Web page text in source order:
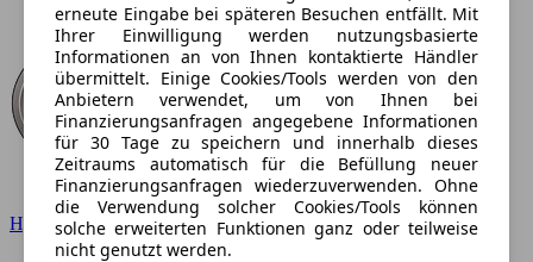
Hyundai
erneute Eingabe bei späteren Besuchen entfällt. Mit
Ihrer Einwilligung werden nutzungsbasierte
Informationen an von Ihnen kontaktierte Händler
übermittelt. Einige Cookies/Tools werden von den
Anbietern verwendet, um von Ihnen bei
Finanzierungsanfragen angegebene Informationen
für 30 Tage zu speichern und innerhalb dieses
Zeitraums automatisch für die Befüllung neuer
Finanzierungsanfragen wiederzuverwenden. Ohne
die Verwendung solcher Cookies/Tools können
solche erweiterten Funktionen ganz oder teilweise
nicht genutzt werden.